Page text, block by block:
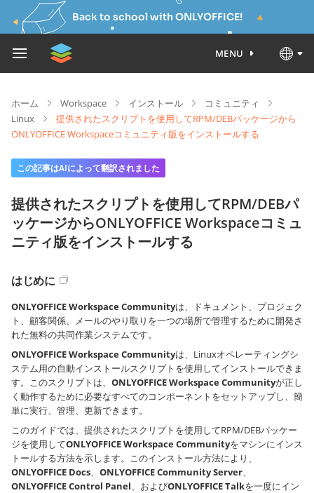
Back to school with ONLYOFFICE!
MENU
ホーム Workspace インストール
コミュニティ
Linux
提供されたスクリプトを使用してRPM/DEBパッケージから
ONLYOFFICE Workspaceコミュニティ版をインストールする
この記事はAIによって翻訳されました
提供されたスクリプトを使用してRPM/DEBパ
ッケージからONLYOFFICE Workspaceコミュ
ニティ版をインストールする
はじめに
ONLYOFFICE Workspace Communityは、ドキュメント、プロジェク
ト、顧客関係、メールのやり取りを一つの場所で管理するために開発さ
れた無料の共同作業システムです。
ONLYOFFICE Workspace Communityは、Linuxオペレーティングシ
ステム用の自動インストールスクリプトを使用してインストールできま
す。このスクリプトは、 ONLYOFFICE Workspace Communityが正し
く動作するために必要なすべてのコンポーネントをセットアップし、簡
単に実行、管理、更新できます。
このガイドでは、提供されたスクリプトを使用してRPM/DEBパッケー
ジを使用してONLYOFFICE Workspace Communityをマシンにインス
トールする方法を示します。このインストール方法により、
ONLYOFFICE Docs、 ONLYOFFICE Community Server、
ONLYOFFICE Control Panel、およびONLYOFFICE Talkを一度にイン